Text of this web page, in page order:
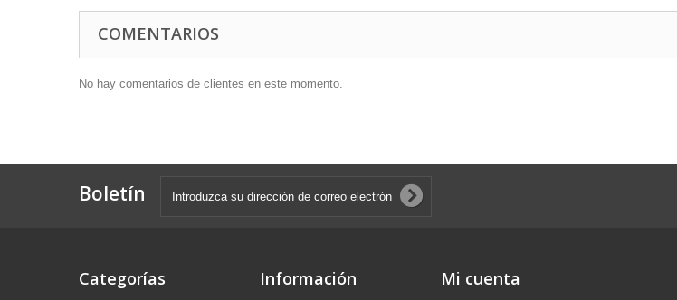
COMENTARIOS
No hay comentarios de clientes en este momento.
Boletín
Categorías Información Mi cuenta